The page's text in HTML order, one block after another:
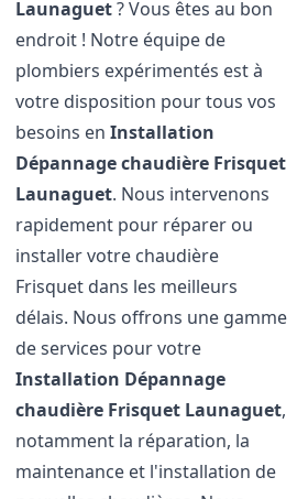
Launaguet? Vous êtes au bon
endroit ! Notre équipe de
plombiers expérimentés est à
votre disposition pour tous vos
besoins enInstallation
Dépannage chaudière Frisquet
Launaguet. Nous intervenons
rapidement pour réparer ou
installer votre chaudière
Frisquet dans les meilleurs
délais. Nous offrons une gamme
de services pour votre
Installation Dépannage
chaudière Frisquet Launaguet,
notamment la réparation, la
maintenance et l'installation de